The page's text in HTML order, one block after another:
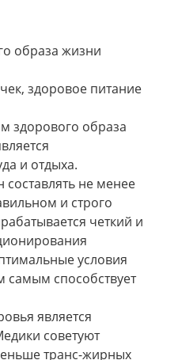
образа жизни
здоровое питание
здорового образа
и отдыха.
не менее
и строго
четкий и
условия
самым способствует
является
советуют
транс-жирных